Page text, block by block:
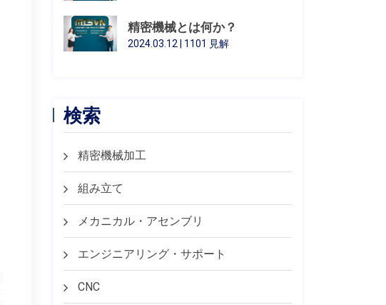
精密機械とは何か？
2024.03.12 | 1101 見解
検索
精密機械加工
組み立て
メカニカル・アセンブリ
エンジニアリング・サポート
CNC